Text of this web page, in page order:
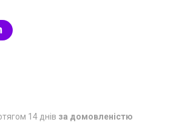
14 днів за домовленістю